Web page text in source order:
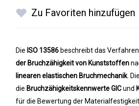
Zu Favoriten hinzufügen
Die ISO 13586 beschreibt das
der Bruchzähigkeit von Kunststoffen
linearen elastischen Bruchmechanik.
die BruchzähigkeitskennwerteGICund
für die Bewertung der